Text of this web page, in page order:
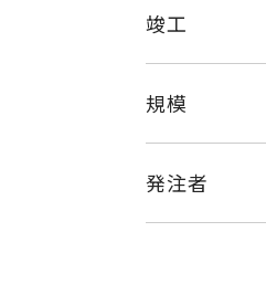
竣工
規模
発注者